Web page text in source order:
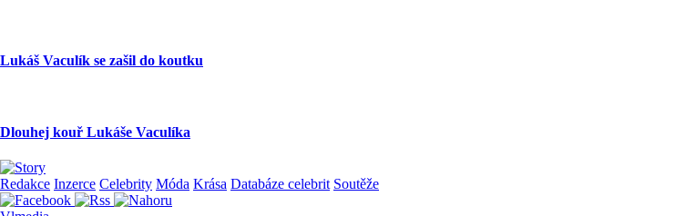
Lukáš Vaculík se zašil do koutku
Dlouhej kouř Lukáše Vaculíka
Redakce Inzerce Celebrity Móda Krása Databáze celebrit Soutěže